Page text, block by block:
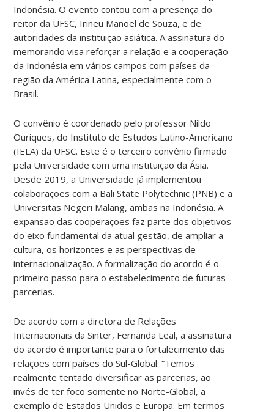
Indonésia. O evento contou com a presença do
reitor da UFSC, Irineu Manoel de Souza, e de
autoridades da instituição asiática. A assinatura do
memorando visa reforçar a relação e a cooperação
da Indonésia em vários campos com países da
região da América Latina, especialmente com o
Brasil.
O convênio é coordenado pelo professor Nildo
Ouriques, do Instituto de Estudos Latino-Americano
(IELA) da UFSC. Este é o terceiro convênio firmado
pela Universidade com uma instituição da Ásia.
Desde 2019, a Universidade já implementou
colaborações com a Bali State Polytechnic (PNB) e a
Universitas Negeri Malang, ambas na Indonésia. A
expansão das cooperações faz parte dos objetivos
do eixo fundamental da atual gestão, de ampliar a
cultura, os horizontes e as perspectivas de
internacionalização. A formalização do acordo é o
primeiro passo para o estabelecimento de futuras
parcerias.
De acordo com a diretora de Relações
Internacionais da Sinter, Fernanda Leal, a assinatura
do acordo é importante para o fortalecimento das
relações com países do Sul-Global. “Temos
realmente tentado diversificar as parcerias, ao
invés de ter foco somente no Norte-Global, a
exemplo de Estados Unidos e Europa. Em termos